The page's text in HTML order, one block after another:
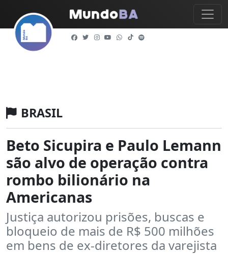
BRASIL
Beto Sicupira e Paulo Lemann
são alvo de operação contra
rombo bilionário na
Americanas
Justiça autorizou prisões, buscas e
bloqueio de mais de R$ 500 milhões
em bens de ex-diretores da varejista